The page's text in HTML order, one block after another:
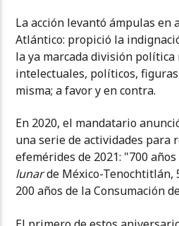
La acción levantó ámpulas en
Atlántico: propició la
la ya marcada división política
intelectuales, políticos,
misma; a favor y en contra.
En 2020, el mandatario
una serie de actividades para
efemérides de 2021: "700
lunarde México-Tenochtitlán,
200 años de la Consumación